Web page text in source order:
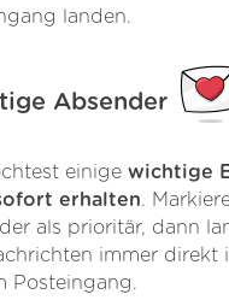
landen.
Absender
einige wichtige
erhalten.
als prioritär, dann
immer direkt
Posteingang.